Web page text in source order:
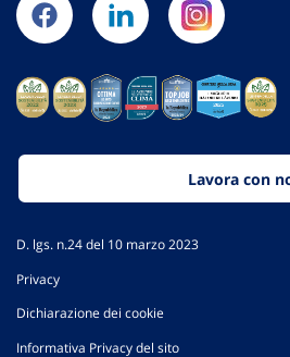
Lavora con
D. lgs. n.24 del 10 marzo 2023
Privacy
Dichiarazione dei cookie
Informativa Privacy del sito